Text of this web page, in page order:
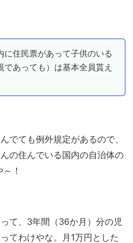
に住民票があって子供のいる
であっても）は基本全員貰え
でても例外規定があるので、
の住んでいる国内の自治体の
！
て、3年間（36か月）分の児
てわけやな。月1万円とした